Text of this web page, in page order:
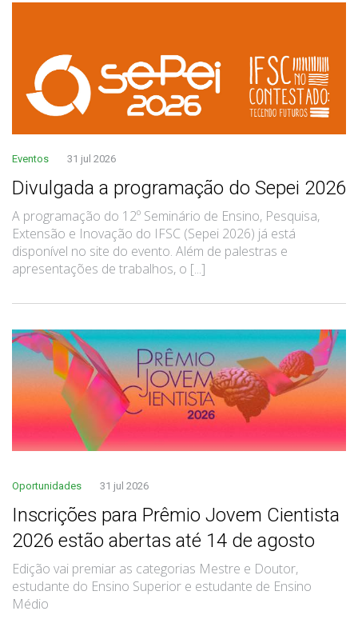
Eventos 31 jul 2026
Divulgada a programação do Sepei 2026
A programação do 12º Seminário de Ensino, Pesquisa,
Extensão e Inovação do IFSC (Sepei 2026) já está
disponível no site do evento. Além de palestras e
apresentações de trabalhos, o [...]
Oportunidades 31 jul 2026
Inscrições para Prêmio Jovem Cientista
2026 estão abertas até 14 de agosto
Edição vai premiar as categorias Mestre e Doutor,
estudante do Ensino Superior e estudante de Ensino
Médio